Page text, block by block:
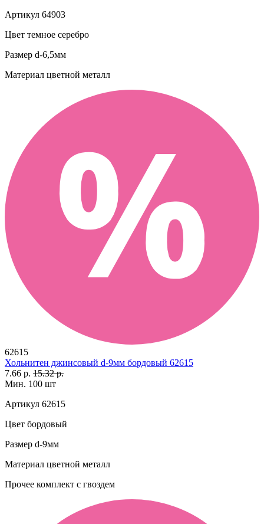
Артикул 64903
Цвет темное серебро
Размер d-6,5мм
Материал цветной металл
62615
Хольнитен джинсовый d-9мм бордовый 62615
7.66 р. 15.32 р.
Мин. 100 шт
Артикул 62615
Цвет бордовый
Размер d-9мм
Материал цветной металл
Прочее комплект с гвоздем